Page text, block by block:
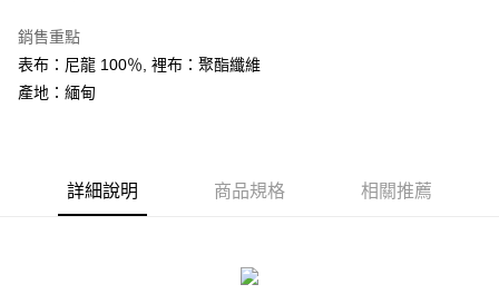
【關於「AFTEE先享後付」】
AFTEE先享後付是「在收到商品之後才付款」的支付方式。 讓您購物簡單
１．簡單：不需註冊會員、不需綁卡、不需儲值。
【「AFTEE先享後付」結帳流程】
１．於結帳方式選擇「AFTEE先享後付」後，將跳轉至「AFTEE先享後付」
結帳頁面，進行簡訊認證並確認金額後，即可完成結帳。
ATM／網路銀行／等多元方式進行付款，方視為交易完成。
ATM付款
付款後全家取貨
銷售重點
表布：尼龍 100％, 裡布：聚酯纖維
產地：緬甸
詳細說明 商品規格 相關推薦